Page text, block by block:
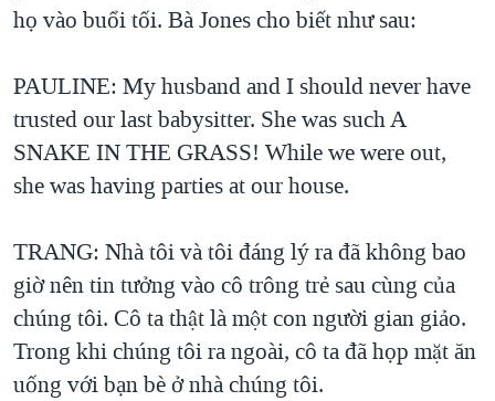
họ vào buổi tối. Bà Jones cho biết như sau:
PAULINE: My husband and I should never have
trusted our last babysitter. She was such A
SNAKE IN THE GRASS! While we were out,
she was having parties at our house.
TRANG: Nhà tôi và tôi đáng lý ra đã không bao
giờ nên tin tưởng vào cô trông trẻ sau cùng của
chúng tôi. Cô ta thật là một con người gian giảo.
Trong khi chúng tôi ra ngoài, cô ta đã họp mặt ăn
uống với bạn bè ở nhà chúng tôi.